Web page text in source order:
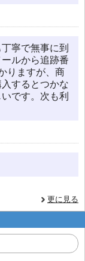
寧で無事に到
ルから追跡番
りますが、商
するとつかな
です。次も利
更に見る